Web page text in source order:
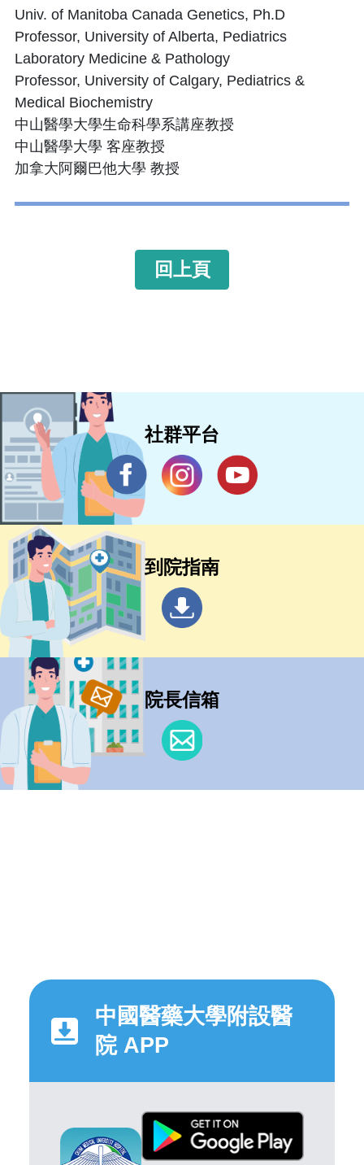
Univ. of Manitoba Canada Genetics, Ph.D
Professor, University of Alberta, Pediatrics
Laboratory Medicine & Pathology
Professor, University of Calgary, Pediatrics &
Medical Biochemistry
中山醫學大學生命科學系講座教授
中山醫學大學 客座教授
加拿大阿爾巴他大學 教授
回上頁
社群平台
到院指南
院長信箱
中國醫藥大學附設醫
院 APP